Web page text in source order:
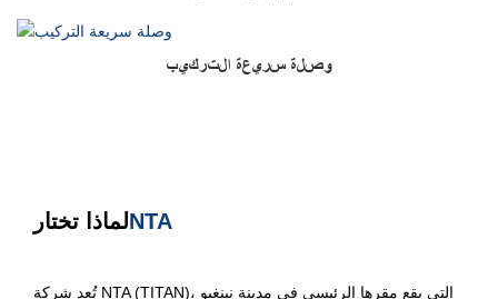
وصلة سريعة التركيب
لماذا تختارNTA
تُعد شركة NTA (TITAN)، التي يقع مقرها الرئيسي في مدينة نينغبو